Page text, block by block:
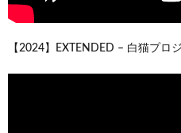
【2024】EXTENDED – 白猫プロ